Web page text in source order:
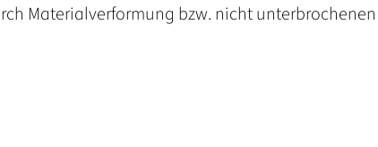
Materialverformung bzw. nicht unterbrochenen